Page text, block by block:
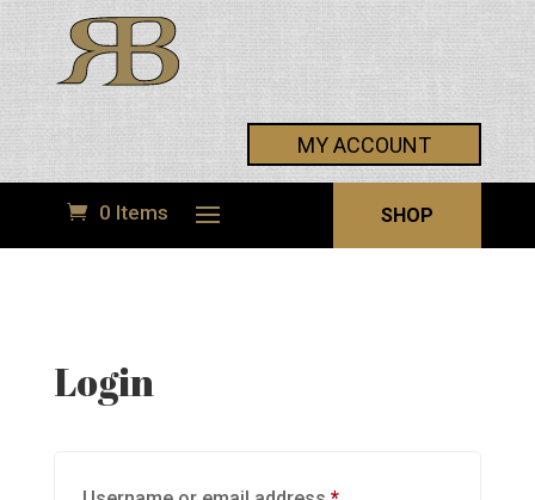
MY ACCOUNT
0 Items SHOP
Login